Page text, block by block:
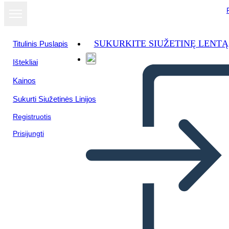
Titulinis Puslapis
Ištekliai
Kainos
Sukurti Siužetinės Linijos
Registruotis
Prisijungti
SUKURKITE SIUŽETINĘ LENTĄ